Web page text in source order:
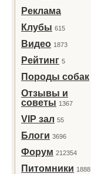
Реклама
Клубы 615
Видео 1873
Рейтинг 5
Породы собак
Отзывы и
советы 1367
VIP зал 55
Блоги 3696
Форум 212354
Питомники 1888